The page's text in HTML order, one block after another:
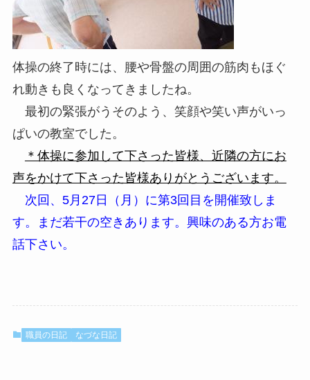
体操の終了時には、腰や骨盤の周囲の筋肉もほぐ
れ動きも良くなってきましたね。
最初の緊張がうそのよう、笑顔や笑い声がいっ
ぱいの教室でした。
＊体操に参加して下さった皆様、近隣の方にお
声をかけて下さった皆様ありがとうございます。
次回、5月27日（月）に第3回目を開催致しま
す。まだ若干の空きありま す。興味のある方お電
話下さい。
職員の日記 なづな日記